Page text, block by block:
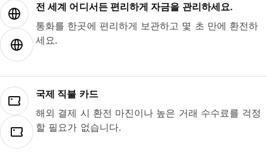
전 세계 어디서든 편리하게 자금을 관리하세요.
통화를 한곳에 편리하게 보관하고 몇 초 만에 환전하
세요.
국제 직불 카드
해외 결제 시 환전 마진이나 높은 거래 수수료를 걱정
할 필요가 없습니다.